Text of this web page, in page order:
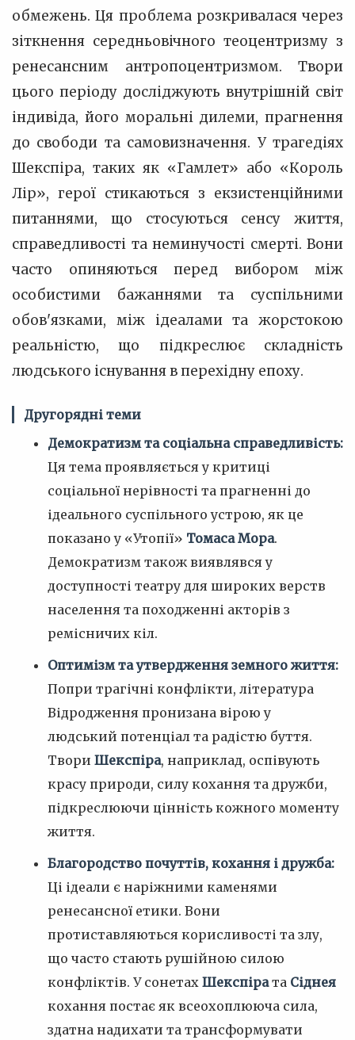
обмежень. Ця проблема розкривалася через
зіткнення середньовічного теоцентризму з
ренесансним антропоцентризмом. Твори
цього періоду досліджують внутрішній світ
індивіда, його моральні дилеми, прагнення
до свободи та самовизначення. У трагедіях
Шекспіра, таких як «Гамлет» або «Король
Лір», герої стикаються з екзистенційними
питаннями, що стосуються сенсу життя,
справедливості та неминучості смерті. Вони
часто опиняються перед вибором між
особистими бажаннями та суспільними
обов'язками, між ідеалами та жорстокою
реальністю, що підкреслює складність
людського існування в перехідну епоху.
Другорядні теми
Демократизм та соціальна справедливість:
Ця тема проявляється у критиці
соціальної нерівності та прагненні до
ідеального суспільного устрою, як це
показано у «Утопії» Томаса Мора.
Демократизм також виявлявся у
доступності театру для широких верств
населення та походженні акторів з
ремісничих кіл.
Оптимізм та утвердження земного життя:
Попри трагічні конфлікти, література
Відродження пронизана вірою у
людський потенціал та радістю буття.
Твори Шекспіра, наприклад, оспівують
красу природи, силу кохання та дружби,
підкреслюючи цінність кожного моменту
життя.
Благородство почуттів, кохання і дружба:
Ці ідеали є наріжними каменями
ренесансної етики. Вони
протиставляються корисливості та злу,
що часто стають рушійною силою
конфліктів. У сонетах Шекспірата Сіднея
кохання постає як всеохоплююча сила,
здатна надихати та трансформувати